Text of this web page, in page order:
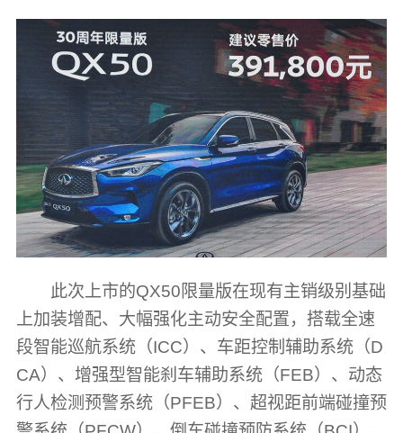
此次上市的QX50限量版在现有主销级别基础
上加装增配、大幅强化主动安全配置，搭载全速
段智能巡航系统（ICC）、车距控制辅助系统（D
CA）、增强型智能刹车辅助系统（FEB）、动态
行人检测预警系统（PFEB）、超视距前端碰撞预